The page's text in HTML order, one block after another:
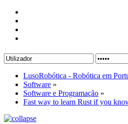
LusoRobótica - Robótica em
Software »
Software e Programação »
Fast way to learn Rust if you